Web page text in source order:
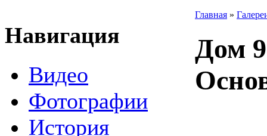
Навигация
Видео
Фотографии
История
Главная »
Дом